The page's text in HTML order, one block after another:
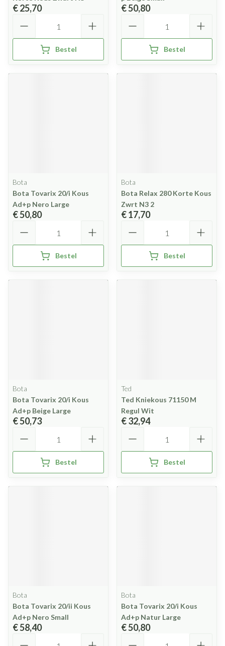
€ 25,70
Bestel
€ 50,80
Bestel
Bota
Bota Tovarix 20/i Kous
Ad+p Nero Large
€ 50,80
Bestel
Bota
Bota Relax 280 Korte Kous
Zwrt N3 2
€ 17,70
Bestel
Bota
Bota Tovarix 20/i Kous
Ad+p Beige Large
€ 50,73
Bestel
Ted
Ted Kniekous 71150 M
Regul Wit
€ 32,94
Bestel
Bota
Bota Tovarix 20/ii Kous
Ad+p Nero Small
€ 58,40
Bota
Bota Tovarix 20/i Kous
Ad+p Natur Large
€ 50,80